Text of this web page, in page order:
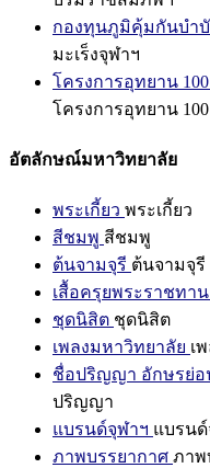
กองทุนภูมิคุ้มกันบำบั
มะเร็งจุฬาฯ
โครงการอุทยาน
โครงการอุทยาน
อัตลักษณ์มหาวิทยาลัย
พระเกี้ยว พระเกี้ยว
สีชมพู สีชมพู
ต้นจามจุรี ต้นจามจุรี
เสื้อครุยพระราชทาน
ชุดนิสิต ชุดนิสิต
เพลงมหาวิทยาลัย เ
ชื่อปริญญา อักษรย่
ปริญญา
แบรนด์จุฬาฯ แบรน
ภาพบรรยากาศ ภาพ